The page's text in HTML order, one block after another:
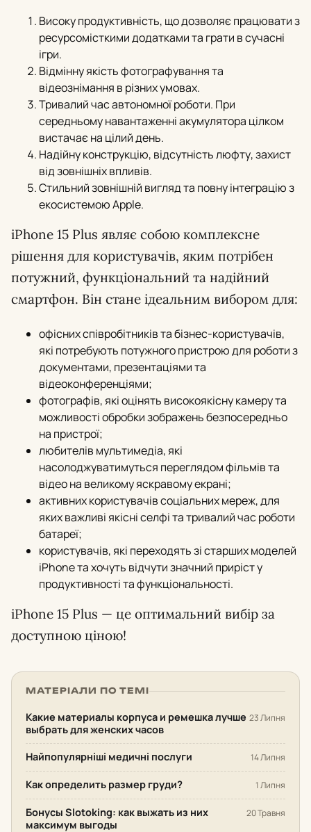
Високу продуктивність, що дозволяє працювати з
ресурсомісткими додатками та грати в сучасні
ігри.
Відмінну якість фотографування та
відеознімання в різних умовах.
Тривалий час автономної роботи. При
середньому навантаженні акумулятора цілком
вистачає на цілий день.
Надійну конструкцію, відсутність люфту, захист
від зовнішніх впливів.
Стильний зовнішній вигляд та повну інтеграцію з
екосистемою Apple.
iPhone 15 Plus являє собою комплексне
рішення для користувачів, яким потрібен
потужний, функціональний та надійний
смартфон. Він стане ідеальним вибором для:
офісних співробітників та бізнес-користувачів,
які потребують потужного пристрою для роботи з
документами, презентаціями та
відеоконференціями;
фотографів, які оцінять високоякісну камеру та
можливості обробки зображень безпосередньо
на пристрої;
любителів мультимедіа, які
насолоджуватимуться переглядом фільмів та
відео на великому яскравому екрані;
активних користувачів соціальних мереж, для
яких важливі якісні селфі та тривалий час роботи
батареї;
користувачів, які переходять зі старших моделей
iPhone та хочуть відчути значний приріст у
продуктивності та функціональності.
iPhone 15 Plus — це оптимальний вибір за
доступною ціною!
МАТЕРІАЛИ ПО ТЕМІ
Какие материалы корпуса и ремешка лучше
выбрать для женских часов
23 Липня
Найпопулярніші медичні послуги 14 Липня
Как определить размер груди? 1 Липня
Бонусы Slotoking: как выжать из них
максимум выгоды
20 Травня